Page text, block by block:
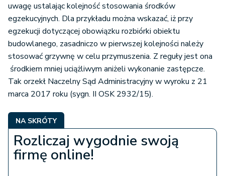
uwagę ustalając kolejność stosowania środków
egzekucyjnych. Dla przykładu można wskazać, iż przy
egzekucji dotyczącej obowiązku rozbiórki obiektu
budowlanego, zasadniczo w pierwszej kolejności należy
stosować grzywnę w celu przymuszenia. Z reguły jest ona
środkiem mniej uciążliwym aniżeli wykonanie zastępcze.
Tak orzekł Naczelny Sąd Administracyjny w wyroku z 21
marca 2017 roku (sygn. II OSK 2932/15).
NA SKRÓTY
Rozliczaj wygodnie swoją
firmę online!